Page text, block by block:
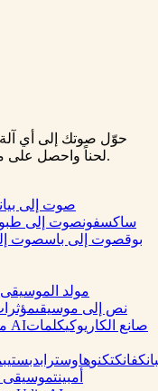
حوّل صوتك إلى أي آلة
لحناً واحصل على مقطوعات موسيقية عالية الجودة في ثوانٍ.
صوت إلى
ساكسفونصوت إلى
بوقصوت إلى باسصوت
مولد الموسيقى
نص إلى موسيقى
مزيل الصوت AI صانع الكاريوكيكلمات
بانكفانكتكنوهاوسترابدبستيب
أمبينتموسيقى